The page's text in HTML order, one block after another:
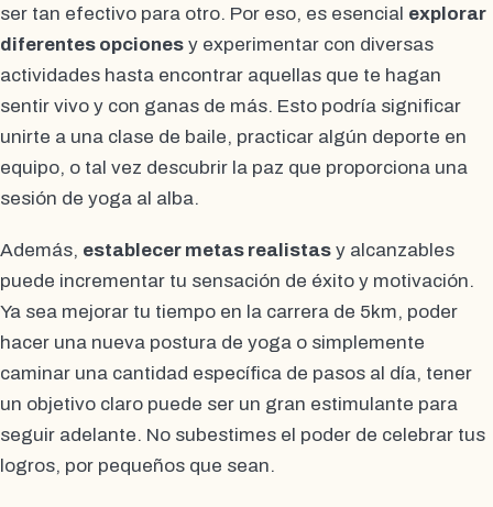
ser tan efectivo para otro. Por eso, es esencial explorar
diferentes opciones y experimentar con diversas
actividades hasta encontrar aquellas que te hagan
sentir vivo y con ganas de más. Esto podría significar
unirte a una clase de baile, practicar algún deporte en
equipo, o tal vez descubrir la paz que proporciona una
sesión de yoga al alba.
Además, establecer metas realistas y alcanzables
puede incrementar tu sensación de éxito y motivación.
Ya sea mejorar tu tiempo en la carrera de 5km, poder
hacer una nueva postura de yoga o simplemente
caminar una cantidad específica de pasos al día, tener
un objetivo claro puede ser un gran estimulante para
seguir adelante. No subestimes el poder de celebrar tus
logros, por pequeños que sean.